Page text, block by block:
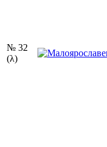
№ 32
(λ)